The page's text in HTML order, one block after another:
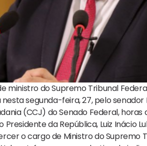
ministro do Supremo Tribunal
segunda-feira, 27, pelo
(CCJ) do Senado Federal,
da República, Luiz Inácio
o cargo de Ministro do Supremo